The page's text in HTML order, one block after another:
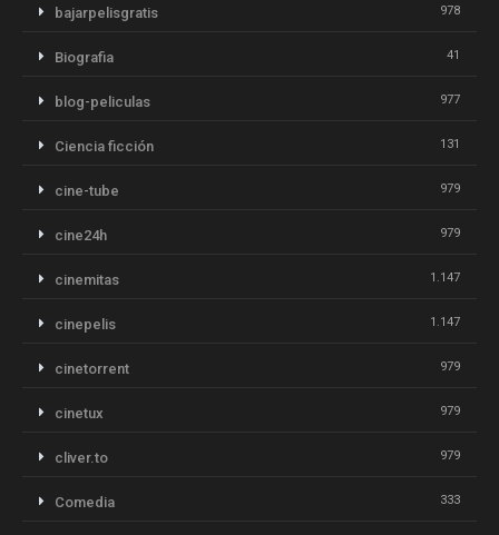
bajarpelisgratis 978
Biografia 41
blog-peliculas 977
Ciencia ficción 131
cine-tube 979
cine24h 979
cinemitas 1.147
cinepelis 1.147
cinetorrent 979
cinetux 979
cliver.to 979
Comedia 333